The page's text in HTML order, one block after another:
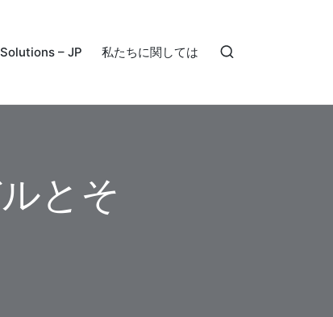
– JP 私たちに関しては
とそ